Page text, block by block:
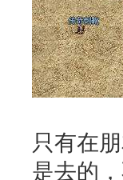
只有在
是去的